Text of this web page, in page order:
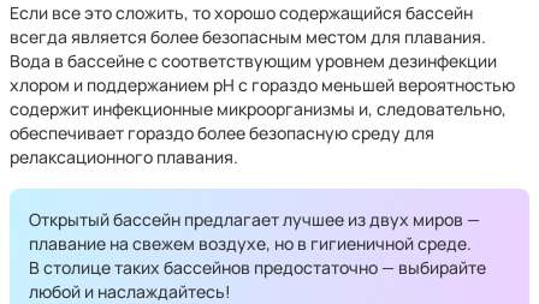
Если все это сложить, то хорошо содержащийся бассейн
всегда является более безопасным местом для плавания.
Вода в бассейне с соответствующим уровнем дезинфекции
хлором и поддержанием pH с гораздо меньшей вероятностью
содержит инфекционные микроорганизмы и, следовательно,
обеспечивает гораздо более безопасную среду для
релаксационного плавания.
Открытый бассейн предлагает лучшее из двух миров —
плавание на свежем воздухе, но в гигиеничной среде.
В столице таких бассейнов предостаточно — выбирайте
любой и наслаждайтесь!